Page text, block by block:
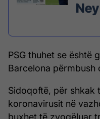
PSG thuhet se është
Barcelona përmbush
Sidoqoftë, për shkak
koronavirusit në
buxhet të zvogëluar